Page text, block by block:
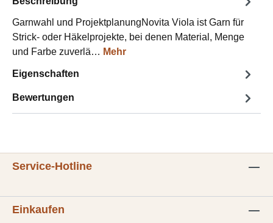
Garnwahl und ProjektplanungNovita Viola ist Garn für
Strick- oder Häkelprojekte, bei denen Material, Menge
und Farbe zuverlä… Mehr
Eigenschaften
Bewertungen
Service-Hotline
Einkaufen